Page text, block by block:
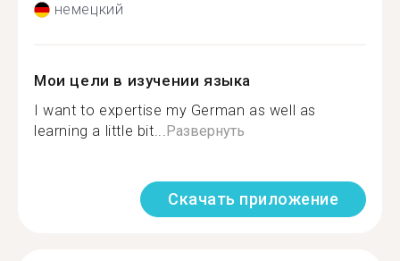
немецкий
Мои цели в изучении языка
I want to expertise my German as well as
learning a little bit...Развернуть
Скачать приложение